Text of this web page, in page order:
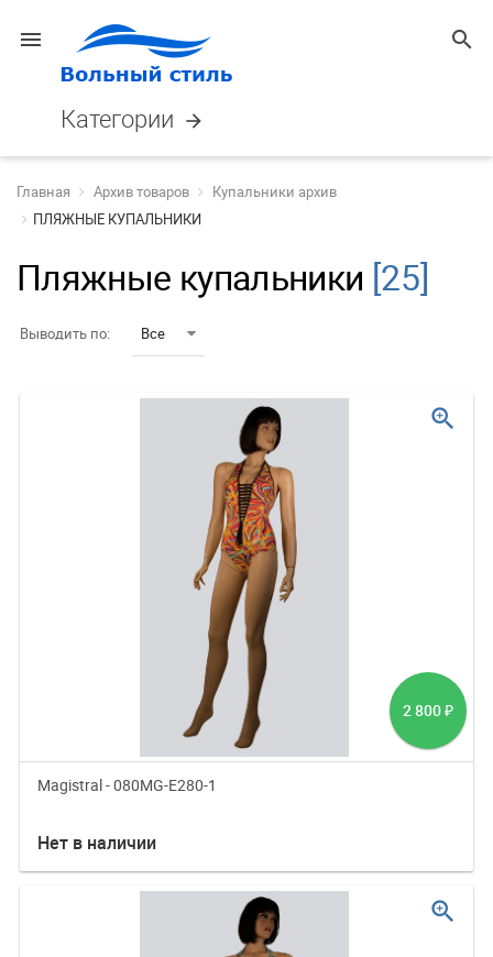
menu search
Категории arrow_forward
Главная Архив товаров
Купальники архив
ПЛЯЖНЫЕ КУПАЛЬНИКИ
Пляжные купальники [25]
Выводить по: Все
2 800 ₽
Magistral - 080MG-E280-1
Нет в наличии
zoom_in
zoom_in